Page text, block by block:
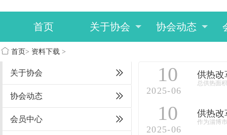
首页 关于协会 协会动态
首页> 资料下载 >
关于协会
协会动态
会员中心
10
2025-06
供热改
总供热面
10
2025-06
供热改
作为淄博